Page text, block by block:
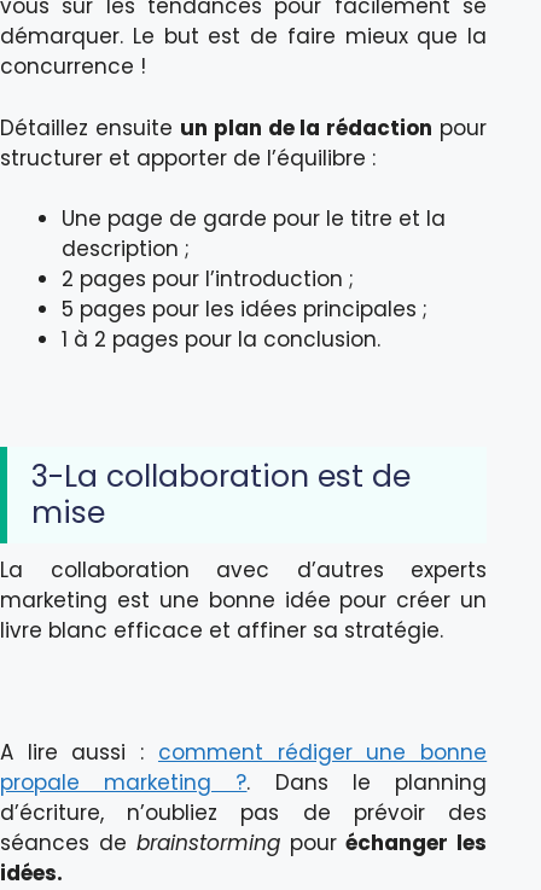
vous sur les tendances pour facilement se
démarquer. Le but est de faire mieux que la
concurrence !
Détaillez ensuite un plan de la rédaction pour
structurer et apporter de l’équilibre :
Une page de garde pour le titre et la
description ;
2 pages pour l’introduction ;
5 pages pour les idées principales ;
1 à 2 pages pour la conclusion.
3-La collaboration est de
mise
La collaboration avec d’autres experts
marketing est une bonne idée pour créer un
livre blanc efficace et affiner sa stratégie.
A lire aussi : comment rédiger une bonne
propale marketing ?. Dans le planning
d’écriture, n’oubliez pas de prévoir des
séances de brainstormingpouréchanger les
idées.